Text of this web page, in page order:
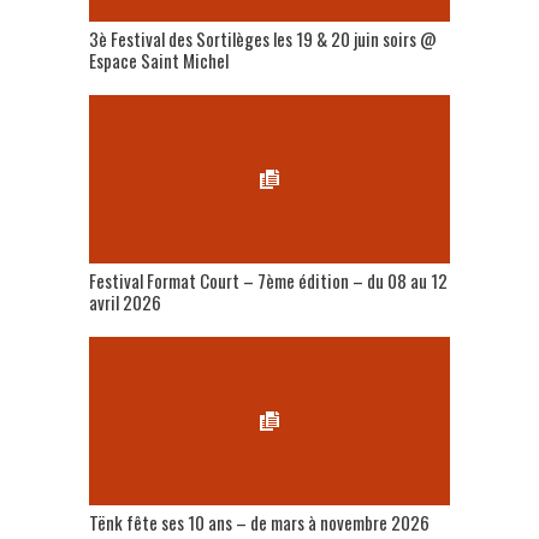
3è Festival des Sortilèges les 19 & 20 juin soirs @
Espace Saint Michel
Festival Format Court – 7ème édition – du 08 au 12
avril 2026
Tënk fête ses 10 ans – de mars à novembre 2026